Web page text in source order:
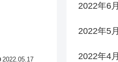
2022.05.17
2022年6月
2022年5月
2022年4月